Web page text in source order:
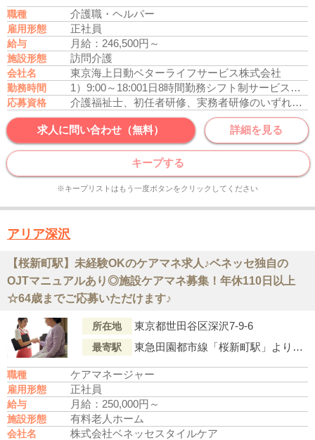
職種 介護職・ヘルパー
雇用形態 正社員
給与 月給：246,500円～
施設形態 訪問介護
会社名 東京海上日動ベターライフサービス株式会社
勤務時間 1）9:00～18:001日8時間勤務シフト制 サービス提供時間：7:00～21:00（事業所により異なる）
応募資格 介護福祉士、初任者研修、実務者研修のいずれかの資格をお持ちの方
求人に問い合わせ（無料） 詳細を見る
キープする
※キープリストはもう一度ボタンをクリックしてください
アリア深沢
【桜新町駅】未経験OKのケアマネ求人♪ベネッセ独自の
OJTマニュアルあり◎施設ケアマネ募集！年休110日以上
☆64歳までご応募いただけます♪
所在地 東京都世田谷区深沢7-9-6
最寄駅 東急田園都市線「桜新町駅」より徒歩13分
職種 ケアマネージャー
雇用形態 正社員
給与 月給：250,000円～
施設形態 有料老人ホーム
会社名 株式会社ベネッセスタイルケア